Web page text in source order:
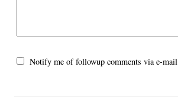
Notify me of followup comments via e-mail